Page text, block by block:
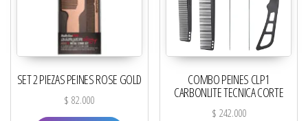
SET 2 PIEZAS PEINES ROSE GOLD
$ 82.000
COMBO PEINES CLP1
CARBONLITE TECNICA CORTE
$ 242.000